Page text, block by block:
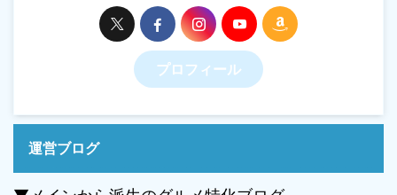
プロフィール
運営ブログ